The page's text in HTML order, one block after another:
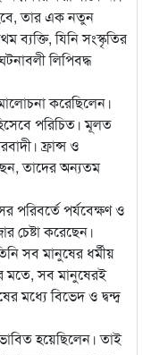
তার এক নতুন
ব্যক্তি, যিনি সংস্কৃতির
লিপিবদ্ধ
করেছিলেন।
পরিচিত। মূলত
ফ্রান্স ও
তাদের অন্যতম
পরিবর্তে পর্যবেক্ষণ ও
চেষ্টা করেছেন।
সব মানুষের ধর্মীয়
মতে, সব মানুষেরই
মধ্যে বিভেদ ও দ্বন্দ্ব
হয়েছিলেন। তাই